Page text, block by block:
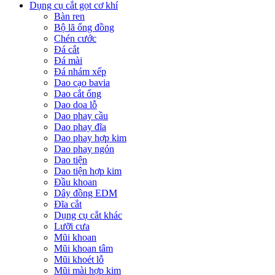
Dụng cụ cắt gọt cơ khí
Bàn ren
Bộ lã ống đồng
Chén cước
Đá cắt
Đá mài
Đá nhám xếp
Dao cạo bavia
Dao cắt ống
Dao doa lỗ
Dao phay cầu
Dao phay đĩa
Dao phay hợp kim
Dao phay ngón
Dao tiện
Dao tiện hợp kim
Đầu khoan
Dây đồng EDM
Đĩa cắt
Dụng cụ cắt khác
Lưỡi cưa
Mũi khoan
Mũi khoan tâm
Mũi khoét lỗ
Mũi mài hợp kim